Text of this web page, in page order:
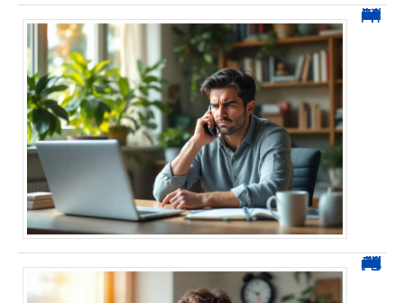
0270 spam : reconnaître ces appels et les bloquer sans erreur
0270 démarchage : comment repérer, bloquer et signaler ces appels